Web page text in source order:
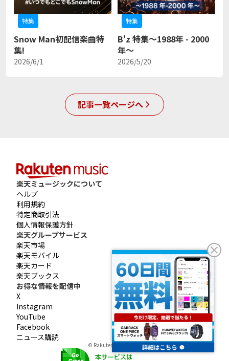
特集
Snow Man初配信楽曲特
集!
2026/6/1
特集
B'z 特集〜1988年 - 2000
年〜
2026/5/20
記事一覧ページへ
楽天ミュージックについて
ヘルプ
利用規約
特定商取引法
個人情報保護方針
楽天グループサービス
楽天市場
楽天モバイル
楽天カード
楽天ブックス
お得な情報を配信中
X
Instagram
YouTube
Facebook
ニュース購読
© Rakuten Group, Inc.